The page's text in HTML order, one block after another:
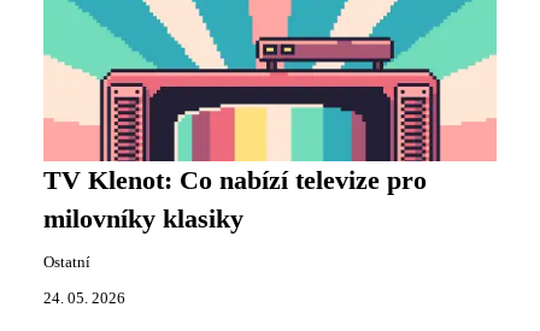
TV Klenot: Co nabízí televize pro
milovníky klasiky
Ostatní
24. 05. 2026